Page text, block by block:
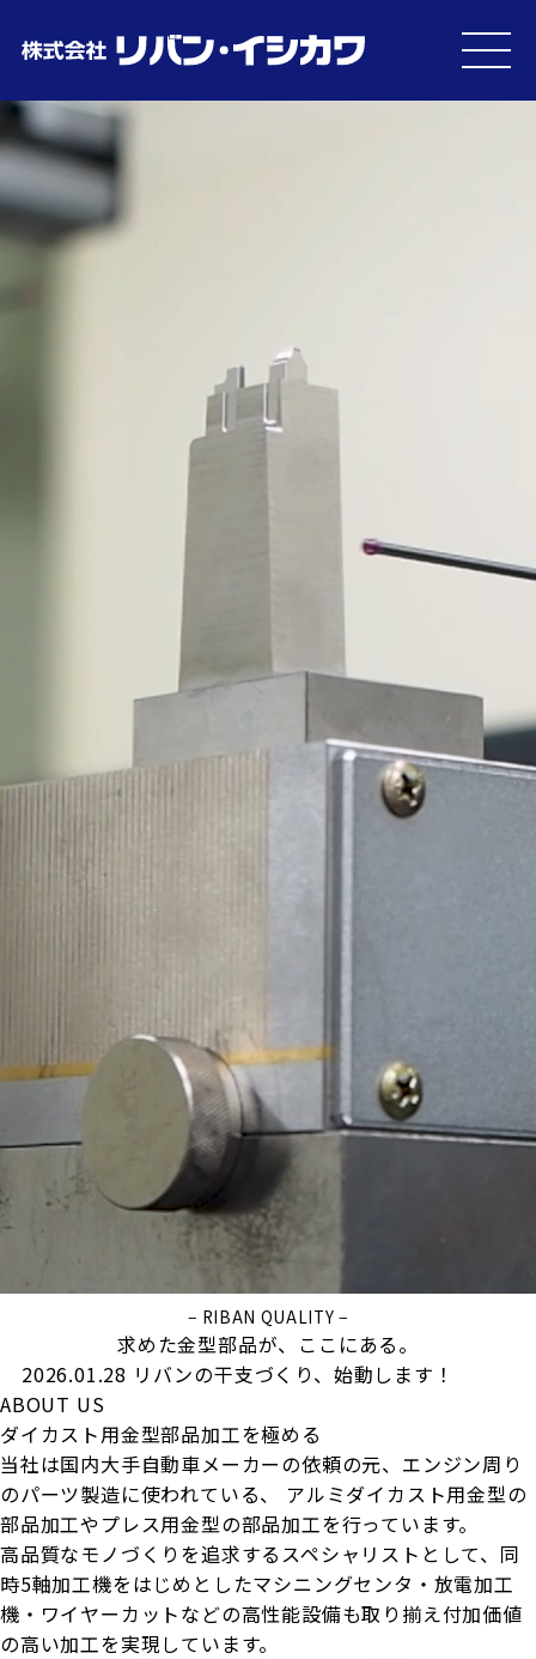
MEN
− RIBAN QUALITY −
求めた金型部品が、ここにある。
2026.01.28 リバンの干支づくり、始動します！
ABOUT US
ダイカスト用金型部品加工を極める
当社は国内大手自動車メーカーの依頼の元、エンジン周り
のパーツ製造に使われている、
アルミダイカスト用金型の
部品加工やプレス用金型の部品加工を行っています。
高品質なモノづくりを追求するスペシャリストとして、同
時5軸加工機をはじめとしたマシニングセンタ・放電加工
機・ワイヤーカットなどの高性能設備も取り揃え付加価値
の高い加工を実現しています。